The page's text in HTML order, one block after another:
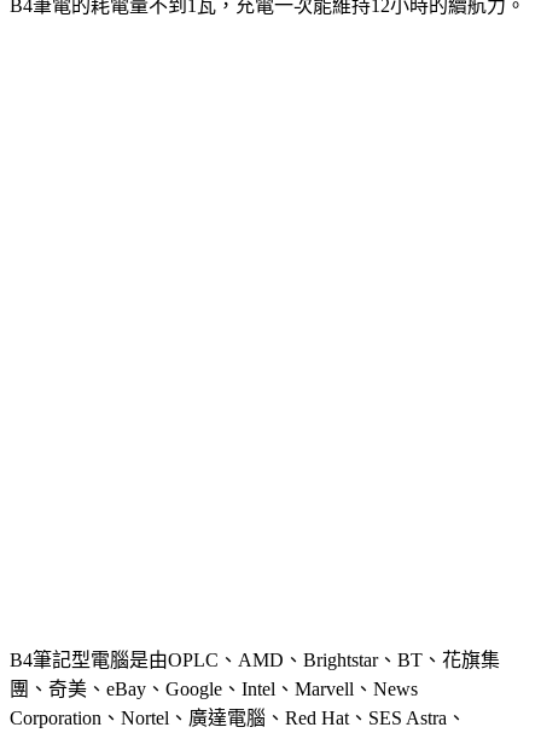
B4筆電的耗電量不到1瓦，充電一次能維持12小時的續航力。
B4筆記型電腦是由OPLC、AMD、Brightstar、BT、花旗集
團、奇美、eBay、Google、Intel、Marvell、News
Corporation、Nortel、廣達電腦、Red Hat、SES Astra、